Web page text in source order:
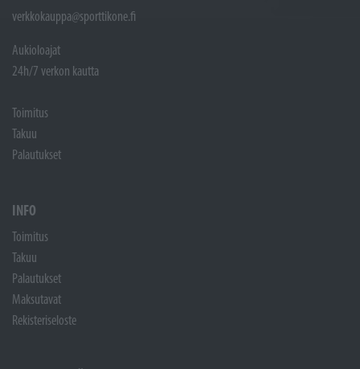
verkkokauppa@sporttikone.fi
Aukioloajat
24h/7 verkon kautta
Toimitus
Takuu
Palautukset
INFO
Toimitus
Takuu
Palautukset
Maksutavat
Rekisteriseloste